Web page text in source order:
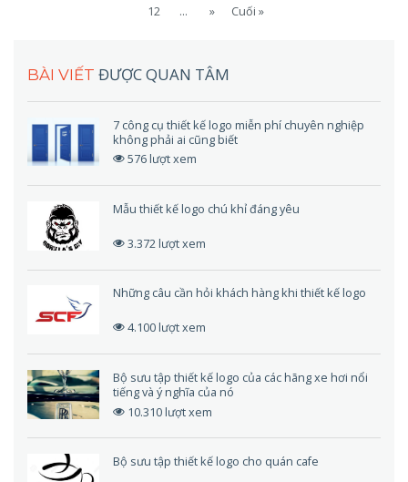
12
... » Cuối »
BÀI VIẾT ĐƯỢC QUAN TÂM
7 công cụ thiết kế logo miễn phí chuyên nghiệp
không phải ai cũng biết
576 lượt xem
Mẫu thiết kế logo chú khỉ đáng yêu
3.372 lượt xem
Những câu cần hỏi khách hàng khi thiết kế logo
4.100 lượt xem
Bộ sưu tập thiết kế logo của các hãng xe hơi nổi
tiếng và ý nghĩa của nó
10.310 lượt xem
Bộ sưu tập thiết kế logo cho quán cafe